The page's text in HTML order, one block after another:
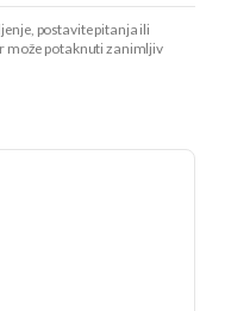
postavite pitanja ili
može potaknuti zanimljiv